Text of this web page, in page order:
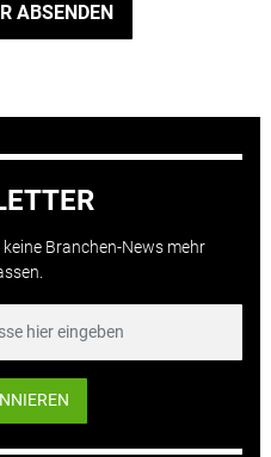
ABSENDEN
Branchen-News mehr